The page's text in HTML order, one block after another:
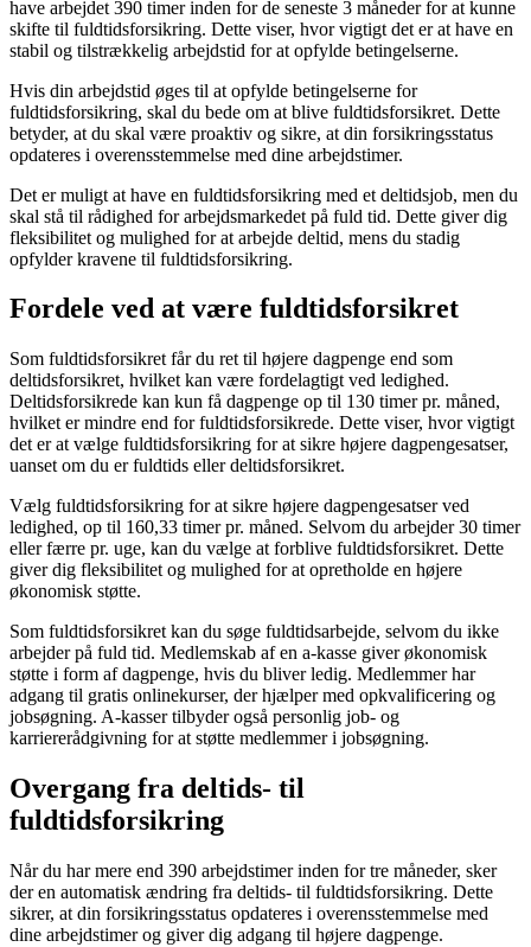
have arbejdet 390 timer inden for de seneste 3 måneder for at kunne
skifte til fuldtidsforsikring. Dette viser, hvor vigtigt det er at have en
stabil og tilstrækkelig arbejdstid for at opfylde betingelserne.
Hvis din arbejdstid øges til at opfylde betingelserne for
fuldtidsforsikring, skal du bede om at blive fuldtidsforsikret. Dette
betyder, at du skal være proaktiv og sikre, at din forsikringsstatus
opdateres i overensstemmelse med dine arbejdstimer.
Det er muligt at have en fuldtidsforsikring med et deltidsjob, men du
skal stå til rådighed for arbejdsmarkedet på fuld tid. Dette giver dig
fleksibilitet og mulighed for at arbejde deltid, mens du stadig
opfylder kravene til fuldtidsforsikring.
Fordele ved at være fuldtidsforsikret
Som fuldtidsforsikret får du ret til højere dagpenge end som
deltidsforsikret, hvilket kan være fordelagtigt ved ledighed.
Deltidsforsikrede kan kun få dagpenge op til 130 timer pr. måned,
hvilket er mindre end for fuldtidsforsikrede. Dette viser, hvor vigtigt
det er at vælge fuldtidsforsikring for at sikre højere dagpengesatser,
uanset om du er fuldtids eller deltidsforsikret.
Vælg fuldtidsforsikring for at sikre højere dagpengesatser ved
ledighed, op til 160,33 timer pr. måned. Selvom du arbejder 30 timer
eller færre pr. uge, kan du vælge at forblive fuldtidsforsikret. Dette
giver dig fleksibilitet og mulighed for at opretholde en højere
økonomisk støtte.
Som fuldtidsforsikret kan du søge fuldtidsarbejde, selvom du ikke
arbejder på fuld tid. Medlemskab af en a-kasse giver økonomisk
støtte i form af dagpenge, hvis du bliver ledig. Medlemmer har
adgang til gratis onlinekurser, der hjælper med opkvalificering og
jobsøgning. A-kasser tilbyder også personlig job- og
karriererådgivning for at støtte medlemmer i jobsøgning.
Overgang fra deltids- til
fuldtidsforsikring
Når du har mere end 390 arbejdstimer inden for tre måneder, sker
der en automatisk ændring fra deltids- til fuldtidsforsikring. Dette
sikrer, at din forsikringsstatus opdateres i overensstemmelse med
dine arbejdstimer og giver dig adgang til højere dagpenge.